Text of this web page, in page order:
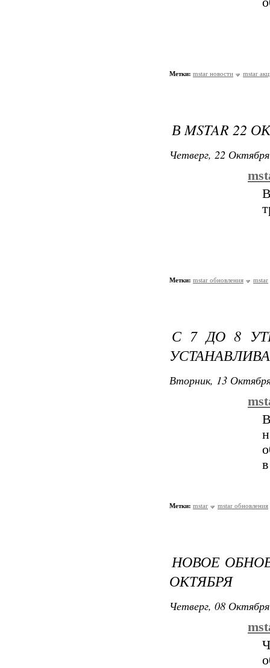
Метки: mstar новости mstar
В MSTAR 22
Четверг, 22
Метки: mstar обновления mstar
С 7 ДО 8
Вторник, 13
Метки: mstar mstar обновления
НОВОЕ
ОКТЯБРЯ
Четверг, 08